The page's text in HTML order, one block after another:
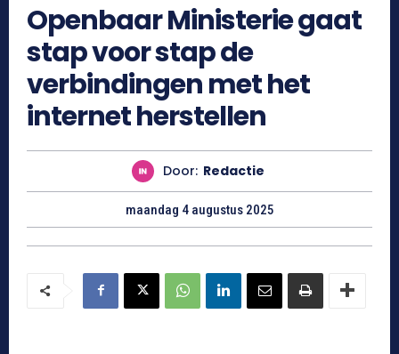
Openbaar Ministerie gaat
stap voor stap de
verbindingen met het
internet herstellen
Door: Redactie
maandag 4 augustus 2025